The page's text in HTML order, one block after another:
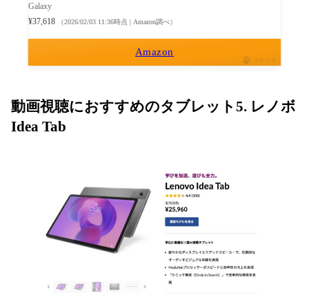
Galaxy
¥37,618
（2026/02/03 11:36時点 | Amazon調べ）
Amazon
ポチップ
動画視聴におすすめのタブレット5. レノボ
Idea Tab